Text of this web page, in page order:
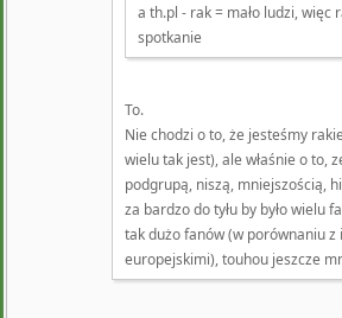
a th.pl - rak = mało ludzi, więc
spotkanie
To.
Nie chodzi o to, że jesteśmy
wielu tak jest), ale właśnie o to,
podgrupą, niszą, mniejszością,
za bardzo do tyłu by było wielu
tak dużo fanów (w porównaniu
europejskimi), touhou jeszcze